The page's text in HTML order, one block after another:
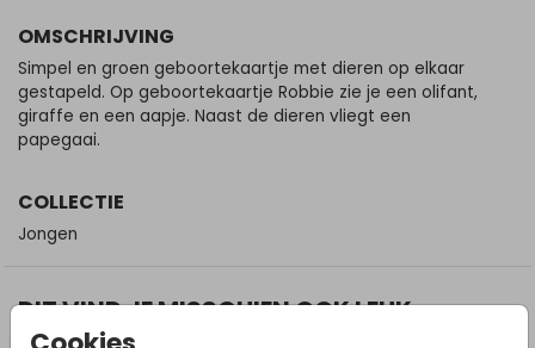
OMSCHRIJVING
Simpel en groen geboortekaartje met dieren op elkaar
gestapeld. Op geboortekaartje Robbie zie je een olifant,
giraffe en een aapje. Naast de dieren vliegt een
papegaai.
COLLECTIE
Jongen
DIT VIND JE MISSCHIEN OOK LEUK